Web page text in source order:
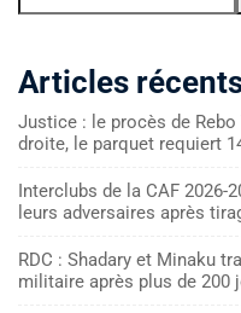
Articles
Justice : le procès de
droite, le parquet requiert
Interclubs de la CAF
leurs adversaires après
RDC : Shadary et Minaku
militaire après plus de 200